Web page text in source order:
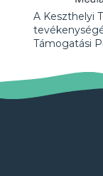
A Keszthelyi
Támogatási